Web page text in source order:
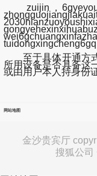
zuijin，
至于具体开通方式
所用设备是否具备这
或由用户本人持身份
网站地图
金沙贵宾厅
搜狐公司